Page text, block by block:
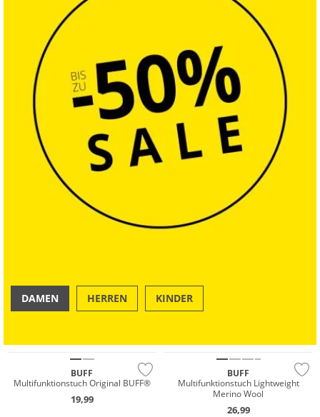
DAMEN HERREN KINDER
BUFF
Multifunktionstuch Original BUFF®
19,99
BUFF
Multifunktionstuch Lightweight
Merino Wool
26,99